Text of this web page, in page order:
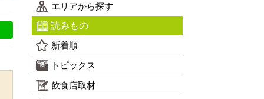
エリアから探す
読みもの
新着順
トピックス
飲食店取材